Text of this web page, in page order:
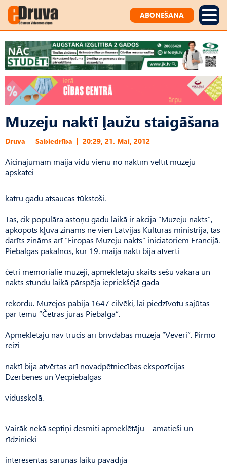
ABONĒŠANA
Muzeju naktī ļaužu staigāšana
Druva Sabiedrība 20:29, 21. Mai, 2012
Aicinājumam maija vidū vienu no naktīm veltīt muzeju
apskatei
katru gadu atsaucas tūkstoši.
Tas, cik populāra astoņu gadu laikā ir akcija “Muzeju nakts”,
apkopots kļuva zināms ne vien Latvijas Kultūras ministrijā, tas
darīts zināms arī “Eiropas Muzeju nakts” iniciatoriem Francijā.
Piebalgas pakalnos, kur 19. maija naktī bija atvērti
četri memoriālie muzeji, apmeklētāju skaits sešu vakara un
nakts stundu laikā pārspēja iepriekšējā gada
rekordu. Muzejos pabija 1647 cilvēki, lai piedzīvotu sajūtas
par tēmu “Četras jūras Piebalgā”.
Apmeklētāju nav trūcis arī brīvdabas muzejā “Vēveri”. Pirmo
reizi
naktī bija atvērtas arī novadpētniecības ekspozīcijas
Dzērbenes un Vecpiebalgas
vidusskolā.
Vairāk nekā septiņi desmiti apmeklētāju – amatieši un
rīdzinieki –
interesentās sarunās laiku pavadīja